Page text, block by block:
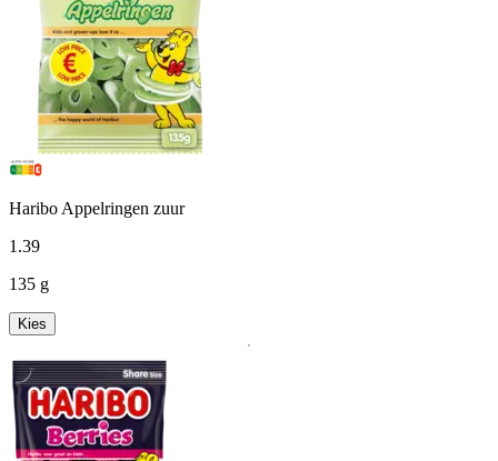
Haribo Appelringen zuur
1 .39
135 g
Kies